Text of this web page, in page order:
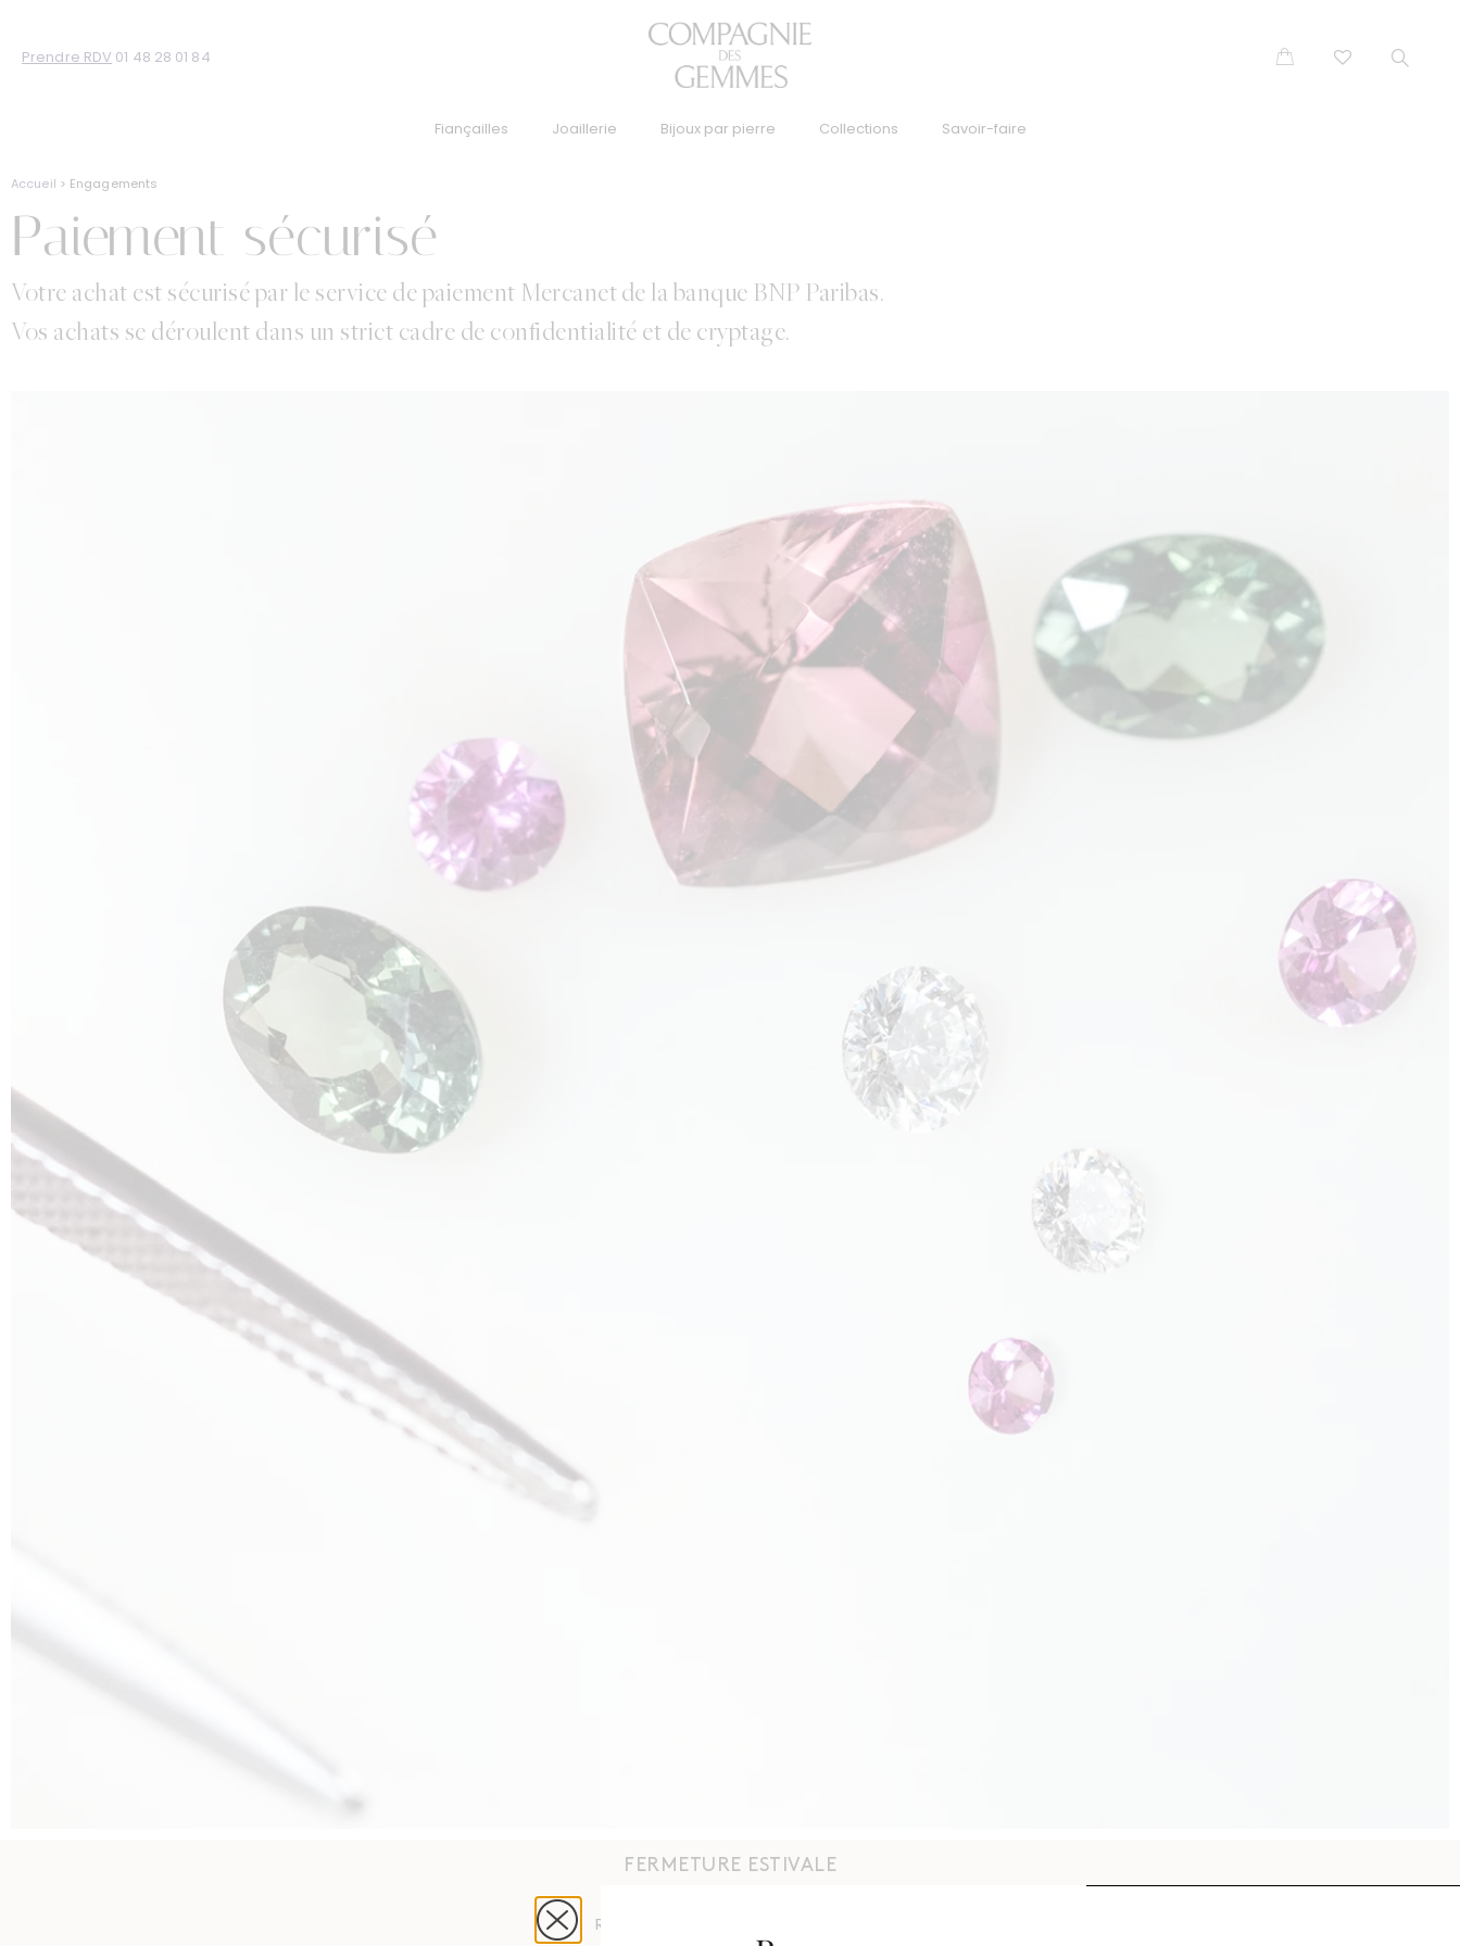
Prendre RDV 01 48 28 01 84
Fiançailles Joaillerie Bijoux par pierre Collections Savoir-faire
Accueil > Engagements
Paiement sécurisé
Votre achat est sécurisé par le service de paiement Mercanet de la banque BNP Paribas.
Vos achats se déroulent dans un strict cadre de confidentialité et de cryptage.
FERMETURE ESTIVALE
Réouverture le 1er septembre 2026